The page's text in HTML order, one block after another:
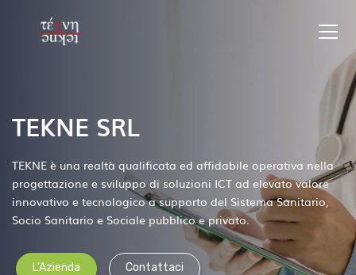
TEKNE SRL
TEKNE è una realtà qualificata ed affidabile operativa nella
progettazione e sviluppo di soluzioni ICT ad elevato valore
innovativo e tecnologico a supporto del Sistema Sanitario,
Socio Sanitario e Sociale pubblico e privato.
L'Azienda Contattaci